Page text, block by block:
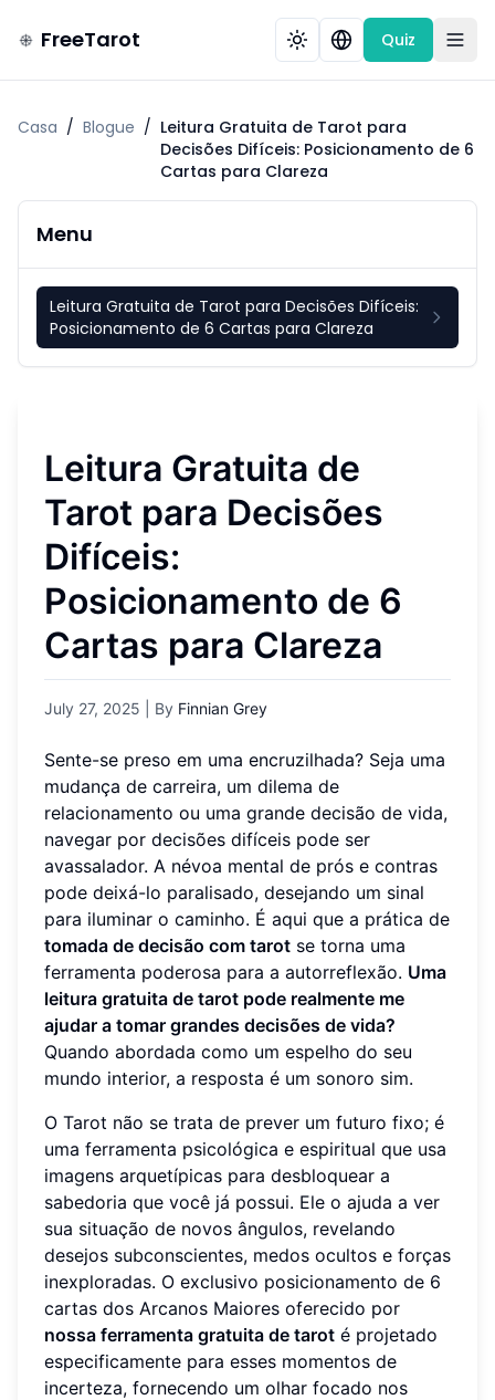
FreeTarot Quiz
Casa / Blogue / Leitura Gratuita de Tarot para
Decisões Difíceis: Posicionamento de 6
Cartas para Clareza
Menu
Leitura Gratuita de Tarot para Decisões Difíceis:
Posicionamento de 6 Cartas para Clareza
Leitura Gratuita de
Tarot para Decisões
Difíceis:
Posicionamento de 6
Cartas para Clareza
July 27, 2025 | By Finnian Grey
Sente-se preso em uma encruzilhada? Seja uma
mudança de carreira, um dilema de
relacionamento ou uma grande decisão de vida,
navegar por decisões difíceis pode ser
avassalador. A névoa mental de prós e contras
pode deixá-lo paralisado, desejando um sinal
para iluminar o caminho. É aqui que a prática de
tomada de decisão com tarot se torna uma
ferramenta poderosa para a autorreflexão. Uma
leitura gratuita de tarot pode realmente me
ajudar a tomar grandes decisões de vida?
Quando abordada como um espelho do seu
mundo interior, a resposta é um sonoro sim.
O Tarot não se trata de prever um futuro fixo; é
uma ferramenta psicológica e espiritual que usa
imagens arquetípicas para desbloquear a
sabedoria que você já possui. Ele o ajuda a ver
sua situação de novos ângulos, revelando
desejos subconscientes, medos ocultos e forças
inexploradas. O exclusivo posicionamento de 6
cartas dos Arcanos Maiores oferecido por
nossa ferramenta gratuita de tarot é projetado
especificamente para esses momentos de
incerteza, fornecendo um olhar focado nos